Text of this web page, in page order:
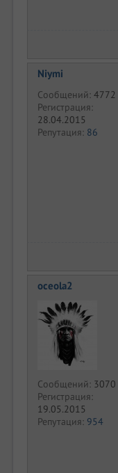
Niymi
Сообщений: 4772
Регистрация:
28.04.2015
Репутация: 86
oceola2
Сообщений: 3070
Регистрация:
19.05.2015
Репутация: 954